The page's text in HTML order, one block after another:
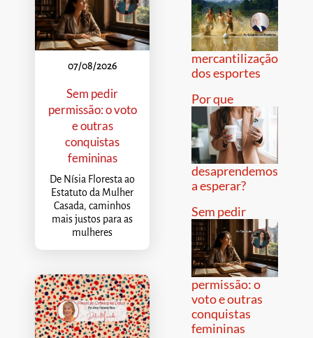
07/08/2026
Sem pedir
permissão: o voto
e outras
conquistas
femininas
De Nísia Floresta ao
Estatuto da Mulher
Casada, caminhos
mais justos para as
mulheres
mercantilização
dos esportes
Por que
desaprendemos
a esperar?
Sem pedir
permissão: o
voto e outras
conquistas
femininas